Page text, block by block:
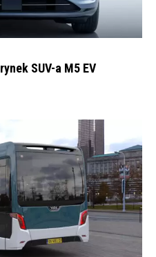
SUV-a M5 EV